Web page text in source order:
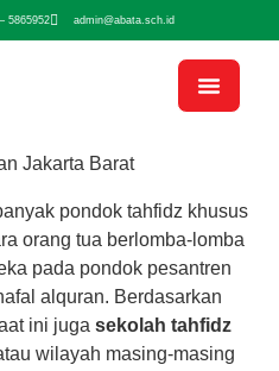
5865952 admin@abata.sch.id
pondok tahfidz khusus
orang tua berlomba-lomba
pada pondok pesantren
alquran. Berdasarkan
ini juga sekolah tahfidz
wilayah masing-masing